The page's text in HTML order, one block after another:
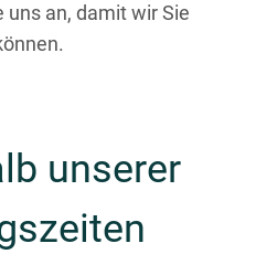
uns an, damit wir Sie
unserer